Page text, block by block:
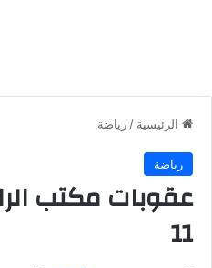
الرئيسية / رياضة
رياضة
عقوبات مكتب
11